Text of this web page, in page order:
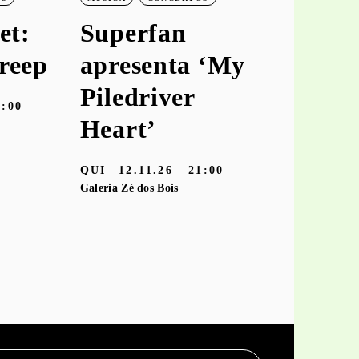
Superfan
apresenta ‘My
Piledriver
Heart’
QUI 12.11.26
21:00
Galeria Zé dos Bois